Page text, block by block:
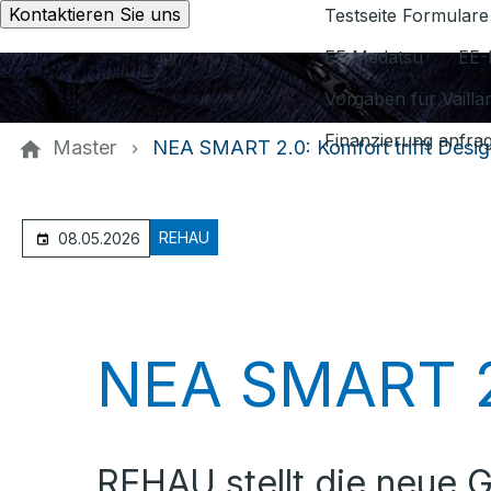
Kontaktieren Sie uns Testseite Formulare
EE Medatsu
Vorgaben für
Finanzierung
Master NEA SMART 2.0: Komfort trifft
08.05.2026 REHAU
NEA